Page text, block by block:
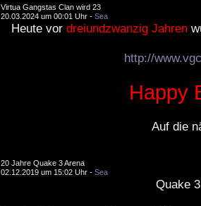
Virtua Gangstas Clan wird 23
20.03.2024 um 00:01 Uhr - Sea
Heute vor dreiundzwanzig Jahren
http://
Happy
Auf die
20 Jahre Quake 3 Arena
02.12.2019 um 15:02 Uhr - Sea
Quake